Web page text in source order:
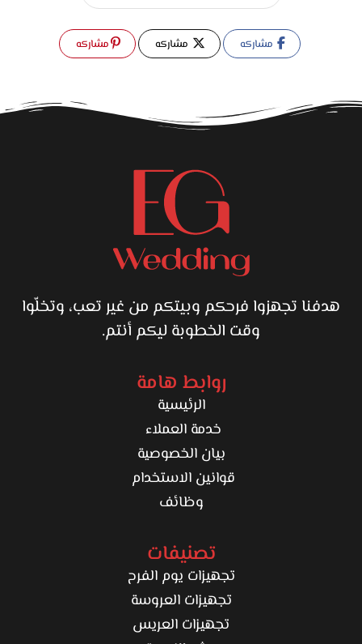
مشاركه مشاركه مشاركه
هدفنا تجهزوا فرحكم وبيتكم من غير تعب، وتخلّوا
وقت الخطوبة ليكم أنتم.
روابط هامة
الرئيسية
خدمة العملاء
بيان الخصوصية
قوانين الاستخدام
وظائف
تصنيفات
تجهيزات يوم الفرح
تجهيزات العروسة
تجهيزات العريس